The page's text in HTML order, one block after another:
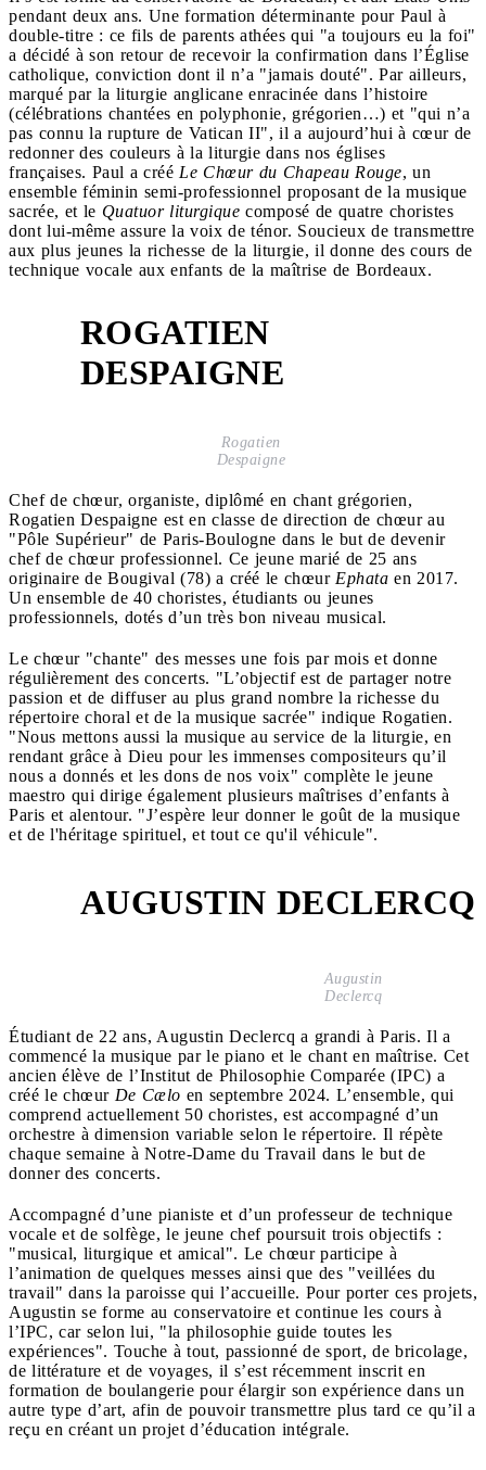
pendant deux ans. Une formation déterminante pour Paul à
double-titre : ce fils de parents athées qui "a toujours eu la foi"
a décidé à son retour de recevoir la confirmation dans l’Église
catholique, conviction dont il n’a "jamais douté". Par ailleurs,
marqué par la liturgie anglicane enracinée dans l’histoire
(célébrations chantées en polyphonie, grégorien…) et "qui n’a
pas connu la rupture de Vatican II", il a aujourd’hui à cœur de
redonner des couleurs à la liturgie dans nos églises
françaises. Paul a créé Le Chœur du Chapeau Rouge, un
ensemble féminin semi-professionnel proposant de la musique
sacrée, et le Quatuor liturgique composé de quatre choristes
dont lui-même assure la voix de ténor. Soucieux de transmettre
aux plus jeunes la richesse de la liturgie, il donne des cours de
technique vocale aux enfants de la maîtrise de Bordeaux.
ROGATIEN
DESPAIGNE
Rogatien
Despaigne
Chef de chœur, organiste, diplômé en chant grégorien,
Rogatien Despaigne est en classe de direction de chœur au
"Pôle Supérieur" de Paris-Boulogne dans le but de devenir
chef de chœur professionnel. Ce jeune marié de 25 ans
originaire de Bougival (78) a créé le chœur Ephata en 2017.
Un ensemble de 40 choristes, étudiants ou jeunes
professionnels, dotés d’un très bon niveau musical.
Le chœur "chante" des messes une fois par mois et donne
régulièrement des concerts. "L’objectif est de partager notre
passion et de diffuser au plus grand nombre la richesse du
répertoire choral et de la musique sacrée" indique Rogatien.
"Nous mettons aussi la musique au service de la liturgie, en
rendant grâce à Dieu pour les immenses compositeurs qu’il
nous a donnés et les dons de nos voix" complète le jeune
maestro qui dirige également plusieurs maîtrises d’enfants à
Paris et alentour. "J’espère leur donner le goût de la musique
et de l'héritage spirituel, et tout ce qu'il véhicule".
AUGUSTIN DECLERCQ
Augustin
Declercq
Étudiant de 22 ans, Augustin Declercq a grandi à Paris. Il a
commencé la musique par le piano et le chant en maîtrise. Cet
ancien élève de l’Institut de Philosophie Comparée (IPC) a
créé le chœur De Cælo en septembre 2024. L’ensemble, qui
comprend actuellement 50 choristes, est accompagné d’un
orchestre à dimension variable selon le répertoire. Il répète
chaque semaine à Notre-Dame du Travail dans le but de
donner des concerts.
Accompagné d’une pianiste et d’un professeur de technique
vocale et de solfège, le jeune chef poursuit trois objectifs :
"musical, liturgique et amical". Le chœur participe à
l’animation de quelques messes ainsi que des "veillées du
travail" dans la paroisse qui l’accueille. Pour porter ces projets,
Augustin se forme au conservatoire et continue les cours à
l’IPC, car selon lui, "la philosophie guide toutes les
expériences". Touche à tout, passionné de sport, de bricolage,
de littérature et de voyages, il s’est récemment inscrit en
formation de boulangerie pour élargir son expérience dans un
autre type d’art, afin de pouvoir transmettre plus tard ce qu’il a
reçu en créant un projet d’éducation intégrale.